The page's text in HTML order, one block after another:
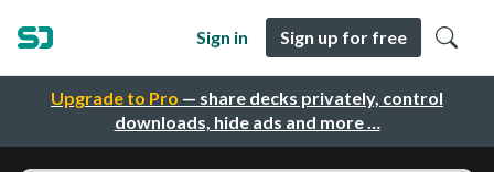
Upgrade to Pro — share decks privately, control
downloads, hide ads and more …
Sign in Sign up for free